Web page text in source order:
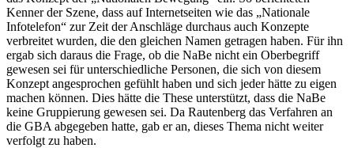
Kenner der Szene, dass auf Internetseiten wie das „Nationale
Infotelefon“ zur Zeit der Anschläge durchaus auch Konzepte
verbreitet wurden, die den gleichen Namen getragen haben. Für ihn
ergab sich daraus die Frage, ob die NaBe nicht ein Oberbegriff
gewesen sei für unterschiedliche Personen, die sich von diesem
Konzept angesprochen gefühlt haben und sich jeder hätte zu eigen
machen können. Dies hätte die These unterstützt, dass die NaBe
keine Gruppierung gewesen sei. Da Rautenberg das Verfahren an
die GBA abgegeben hatte, gab er an, dieses Thema nicht weiter
verfolgt zu haben.